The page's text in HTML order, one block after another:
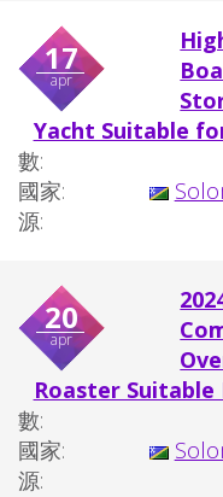
17
apr
Yacht Suitable
數:
國家:
源:
20
apr
Roaster Suitable
數:
國家:
源: